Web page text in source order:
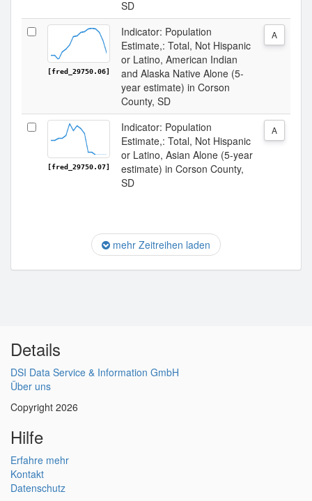
SD
[fred_29750.06]
Indicator: Population
Estimate,: Total, Not Hispanic
or Latino, American Indian
and Alaska Native Alone (5-
year estimate) in Corson
County, SD
A
[fred_29750.07]
Indicator: Population
Estimate,: Total, Not Hispanic
or Latino, Asian Alone (5-year
estimate) in Corson County,
SD
A
mehr Zeitreihen laden
Details
DSI Data Service & Information GmbH
Über uns
Copyright 2026
Hilfe
Erfahre mehr
Kontakt
Datenschutz